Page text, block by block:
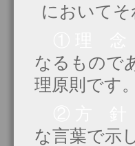
において
なるもので
理原則です。
な言葉で示